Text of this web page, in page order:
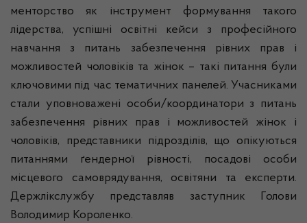
менторство як інструмент формування такого
лідерства, успішні освітні кейси з професійного
навчання з питань забезпечення рівних прав і
можливостей чоловіків та жінок – такі питання були
ключовими під час тематичних панелей. Учасниками
стали уповноважені особи/координатори з питань
забезпечення рівних прав і можливостей жінок і
чоловіків, представники підрозділів, що опікуються
питаннями ґендерної рівності, посадові особи
місцевого самоврядування, освітяни та експерти.
Держлікслужбу представляв заступник Голови
Володимир Короленко.